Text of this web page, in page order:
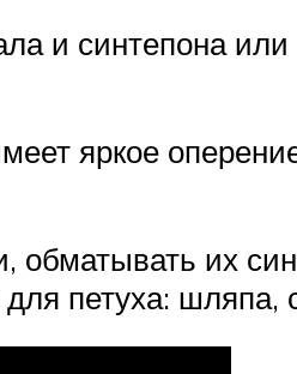
и синтепона
яркое
обматывать их
петуха: шляпа,